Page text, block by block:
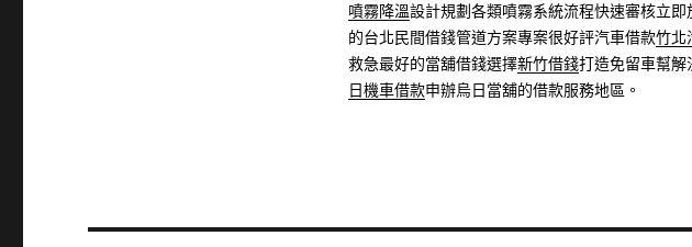
噴霧降溫設計規劃各類噴霧系統流程快速審核立即
的台北民間借錢管道方案專案很好評汽車借款竹北
救急最好的當舖借錢選擇新竹借錢打造免留車幫解
日機車借款申辦烏日當舖的借款服務地區。